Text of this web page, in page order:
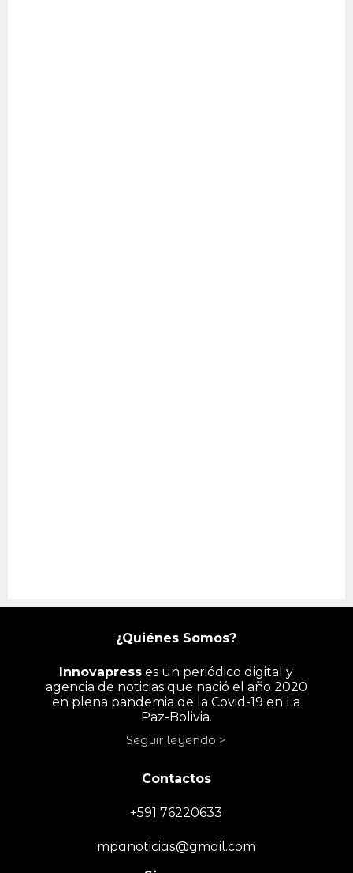
¿Quiénes Somos?
Innovapress es un periódico digital y
agencia de noticias que nació el año 2020
en plena pandemia de la Covid-19 en La
Paz-Bolivia.
Seguir leyendo >
Contactos
+591 76220633
mpanoticias@gmail.com